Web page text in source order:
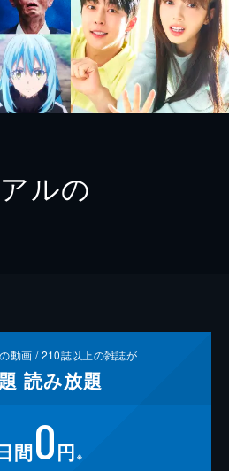
ルの
動画 /210誌以上の雑誌が
読み放題
間0円 ※